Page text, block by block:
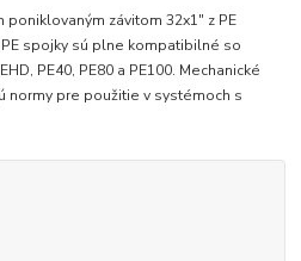
závitom 32x1" z PE
spojky sú plne kompatibilné so
PE40, PE80 a PE100. Mechanické
normy pre použitie v systémoch s